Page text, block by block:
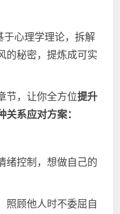
于心理学理论，拆解
的秘密，提炼成可实
节，让你全方位提升
系应对方案：
绪控制，想做自己的
照顾他人时不委屈自